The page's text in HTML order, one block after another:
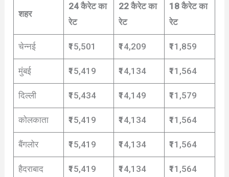
शहर
24 कैरेट का
रेट
22 कैरेट का
रेट
18 कैरेट का
रेट
चेन्नई ₹15,501 ₹14,209 ₹11,859
मुंबई ₹15,419 ₹14,134 ₹11,564
दिल्ली ₹15,434 ₹14,149 ₹11,579
कोलकाता ₹15,419 ₹14,134 ₹11,564
बैंगलोर ₹15,419 ₹14,134 ₹11,564
हैदराबाद ₹15,419 ₹14,134 ₹11,564